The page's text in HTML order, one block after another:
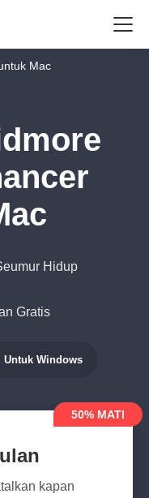
Mac
Hidup
Gratis
50% MATI
kapan